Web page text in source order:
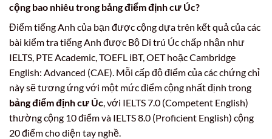
cộng bao nhiêu trong bảng điểm định cư Úc?
Điểm tiếng Anh của bạn được cộng dựa trên kết quả của các
bài kiểm tra tiếng Anh được Bộ Di trú Úc chấp nhận như
IELTS, PTE Academic, TOEFL iBT, OET hoặc Cambridge
English: Advanced (CAE). Mỗi cấp độ điểm của các chứng chỉ
này sẽ tương ứng với một mức điểm cộng nhất định trong
bảng điểm định cư Úc , với IELTS 7.0 (Competent English)
thường cộng 10 điểm và IELTS 8.0 (Proficient English) cộng
20 điểm cho diện tay nghề.